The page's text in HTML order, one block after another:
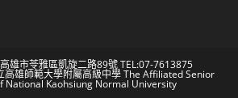
雄市苓雅區凱旋二路89號 TEL:07-7613875
雄師範大學附屬高級中學 The Affiliated Senior
National Kaohsiung Normal University